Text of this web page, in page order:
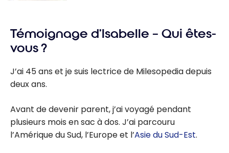
voyage |
Itinéraires et
Témoignage d’Isabelle – Qui êtes-
vous ?
J’ai 45 ans et je suis lectrice de Milesopedia depuis
deux ans.
Avant de devenir parent, j’ai voyagé pendant
plusieurs mois en sac à dos. J’ai parcouru
l’Amérique du Sud, l’Europe et l’Asie du Sud-Est.